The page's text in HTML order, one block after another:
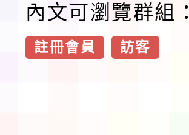
內文可瀏覽群組：
註冊會員 訪客